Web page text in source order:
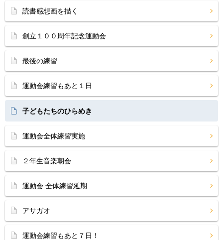
読書感想画を描く
創立１００周年記念運動会
最後の練習
運動会練習もあと１日
子どもたちのひらめき
運動会全体練習実施
２年生音楽朝会
運動会 全体練習延期
アサガオ
運動会練習もあと７日！